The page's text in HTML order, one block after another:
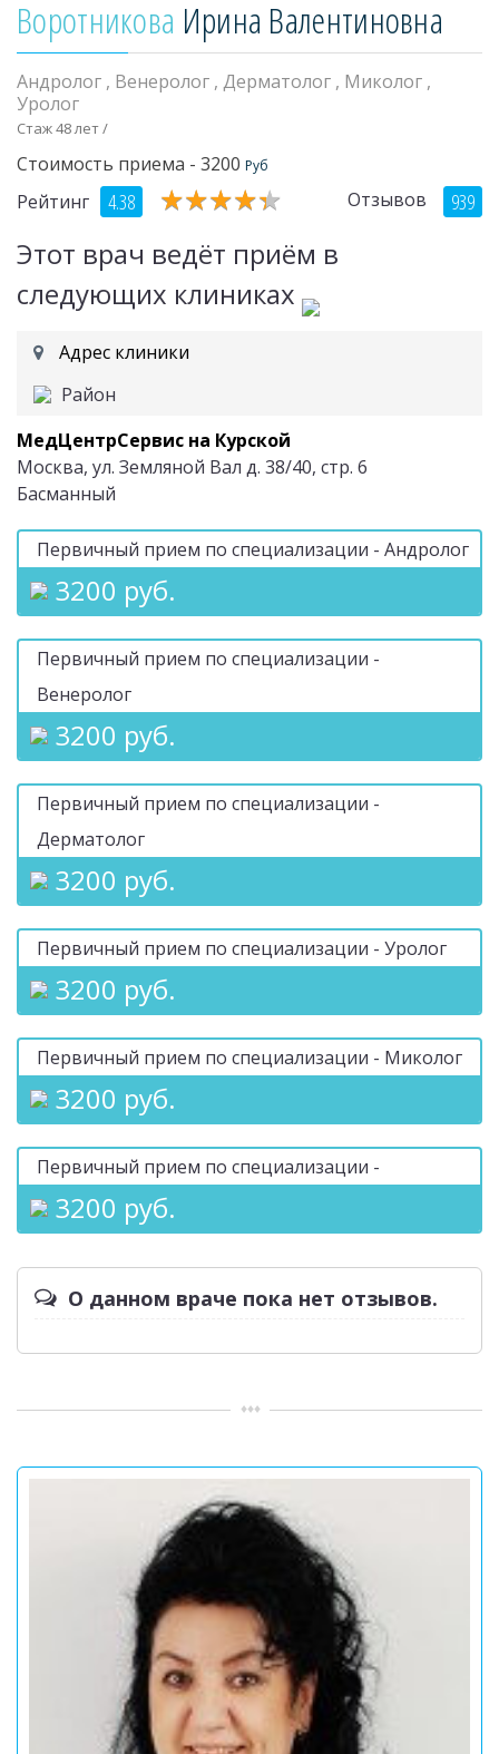
Воротникова Ирина Валентиновна
Андролог , Венеролог , Дерматолог , Миколог ,
Уролог
Стаж 48 лет /
Стоимость приема - 3200 Руб
Рейтинг 4.38 ★★★★★
★★★★★ Отзывов 939
Этот врач ведёт приём в
следующих клиниках
Адрес клиники
Район
МедЦентрСервис на Курской
Москва, ул. Земляной Вал д. 38/40, стр. 6
Басманный
Первичный прием по специализации - Андролог
3200 руб.
Первичный прием по специализации -
Венеролог
3200 руб.
Первичный прием по специализации -
Дерматолог
3200 руб.
Первичный прием по специализации - Уролог
3200 руб.
Первичный прием по специализации - Миколог
3200 руб.
Первичный прием по специализации -
3200 руб.
О данном враче пока нет отзывов.